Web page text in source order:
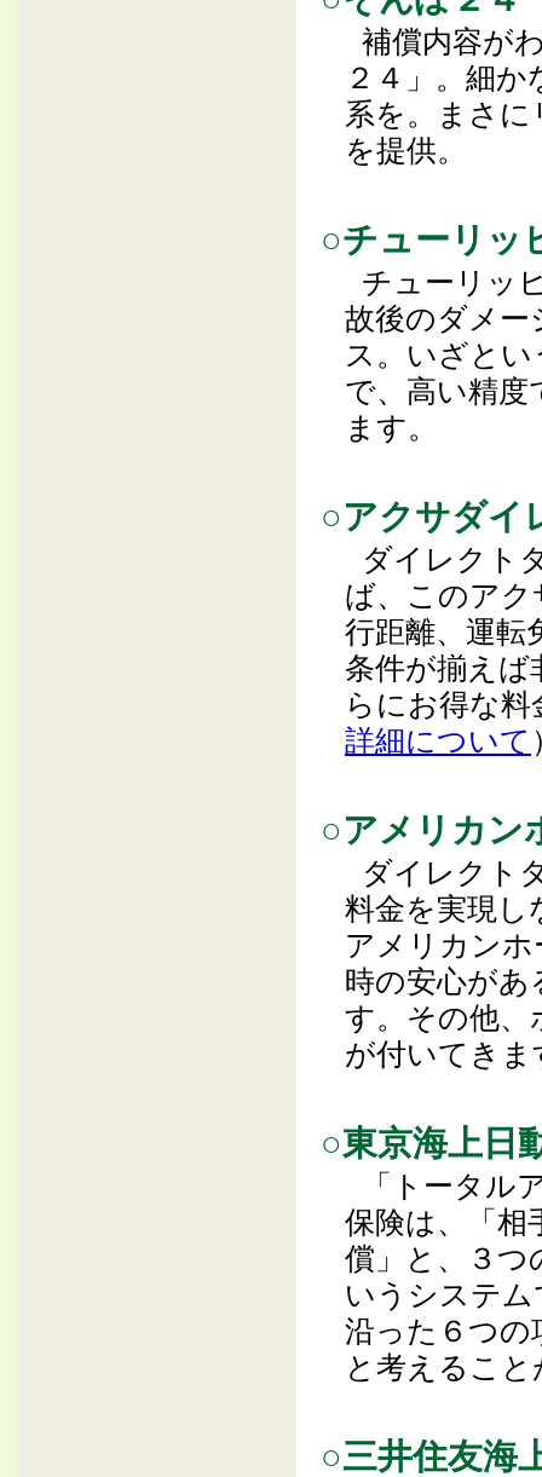
補償内容が
２４」。細
系を。まさに
を提供。
○チューリッ
チューリッ
故後のダメー
ス。いざと
で、高い精度
ます。
○アクサダイ
ダイレクト
ば、このア
行距離、運転
条件が揃えば
らにお得な
詳細について
○アメリカン
ダイレクト
料金を実現し
アメリカン
時の安心が
す。その他、
が付いてきま
○東京海上日
「トータル
保険は、「相
償」と、３つ
いうシステ
沿った６つの
と考えるこ
○三井住友海